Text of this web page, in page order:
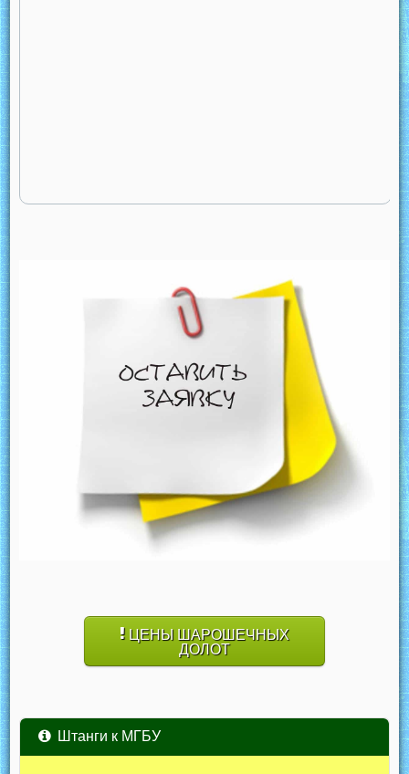
ЦЕНЫ ШАРОШЕЧНЫХ
ДОЛОТ
Штанги к МГБУ